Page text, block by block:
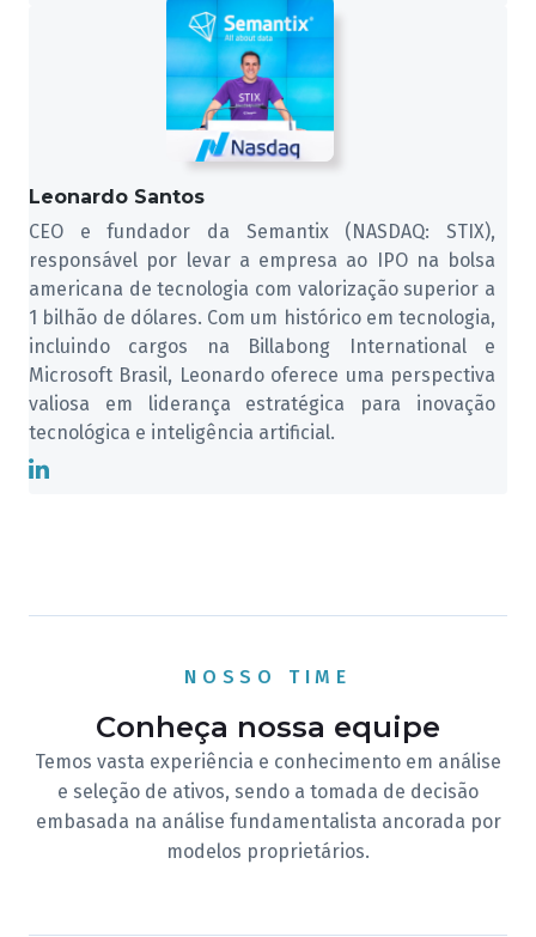
Leonardo Santos
CEO e fundador da Semantix (NASDAQ: STIX),
responsável por levar a empresa ao IPO na bolsa
americana de tecnologia com valorização superior a
1 bilhão de dólares. Com um histórico em tecnologia,
incluindo cargos na Billabong International e
Microsoft Brasil, Leonardo oferece uma perspectiva
valiosa em liderança estratégica para inovação
tecnológica e inteligência artificial.
NOSSO TIME
Conheça nossa equipe
Temos vasta experiência e conhecimento em análise
e seleção de ativos, sendo a tomada de decisão
embasada na análise fundamentalista ancorada por
modelos proprietários.